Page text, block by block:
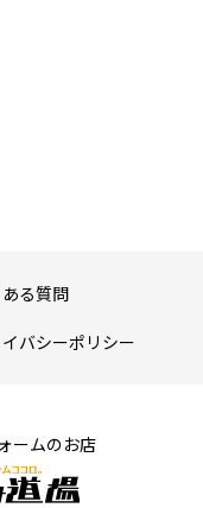
る質問
バシーポリシー
ームのお店